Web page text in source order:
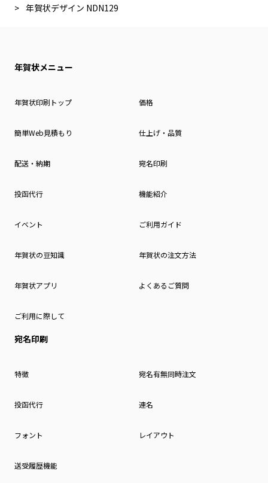
年賀状デザイン NDN129
年賀状メニュー
年賀状印刷トップ 価格
簡単Web見積もり 仕上げ・品質
配送・納期 宛名印刷
投函代行 機能紹介
イベント ご利用ガイド
年賀状の豆知識 年賀状の注文方法
年賀状アプリ よくあるご質問
ご利用に際して
宛名印刷
特徴 宛名有無同時注文
投函代行 連名
フォント レイアウト
送受履歴機能